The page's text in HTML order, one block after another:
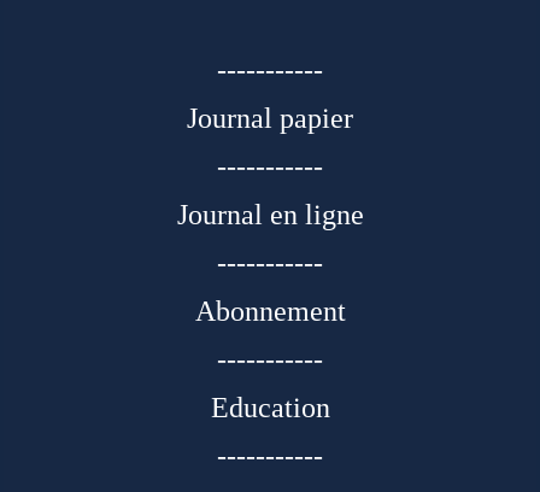
-----------
Journal papier
-----------
Journal en ligne
-----------
Abonnement
-----------
Education
-----------